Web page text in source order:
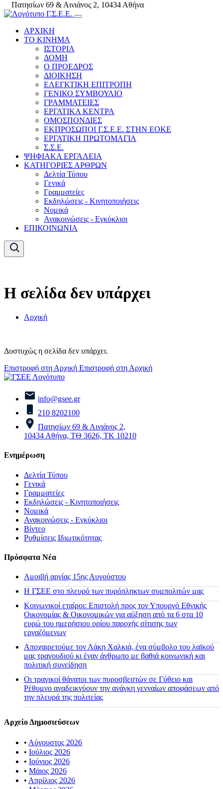
Πατησίων 69 & Αινιάνος 2, 10434 Αθήνα
ΑΡΧΙΚΗ
ΤΟ ΚΙΝΗΜΑ
ΙΣΤΟΡΙΑ
ΔΟΜΗ
Ο ΠΡΟΕΔΡΟΣ
ΔΙΟΙΚΗΣΗ
ΕΛΕΓΚΤΙΚΗ ΕΠΙΤΡΟΠΗ
ΓΕΝΙΚΟ ΣΥΜΒΟΥΛΙΟ
ΓΡΑΜΜΑΤΕΙΕΣ
ΕΡΓΑΤΙΚΑ ΚΕΝΤΡΑ
ΟΜΟΣΠΟΝΔΙΕΣ
ΕΚΠΡΟΣΩΠΟΙ Γ.Σ.Ε.Ε. ΣΤΗΝ ΕΟΚΕ
ΕΡΓΑΤΙΚΗ ΠΡΩΤΟΜΑΓΙΑ
Σ.Σ.Ε.
ΨΗΦΙΑΚΑ ΕΡΓΑΛΕΙΑ
ΚΑΤΗΓΟΡΙΕΣ ΑΡΘΡΩΝ
Δελτία Τύπου
Γενικά
Γραμματείες
Εκδηλώσεις - Κινητοποιήσεις
Νομικά
Ανακοινώσεις - Εγκύκλιοι
ΕΠΙΚΟΙΝΩΝΙΑ
Η σελίδα δεν υπάρχει
Αρχική
Δυστυχώς η σελίδα δεν υπάρχει.
Επιστροφή στη Αρχική Επιστροφή στη Αρχική
info@gsee.gr
210 8202100
Πατησίων 69 & Αινιάνος 2,
10434 Αθήνα, ΤΘ 3626, ΤΚ 10210
Ενημέρωση
Δελτία Τύπου
Γενικά
Γραμματείες
Εκδηλώσεις - Κινητοποιήσεις
Νομικά
Ανακοινώσεις - Εγκύκλιοι
Βίντεο
Ρυθμίσεις Ιδιωτικότητας
Πρόσφατα Νέα
Αμοιβή αργίας 15ης Αυγούστου
H ΓΣΕΕ στο πλευρό των πυρόπληκτων συμπολιτών μας
Κοινωνικοί εταίροι: Επιστολή προς τον Υπουργό Εθνικής
Οικονομίας & Οικονομικών για αύξηση από τα 6 στα 10
ευρώ του ημερήσιου ορίου παροχής σίτισης των
εργαζόμενων
Αποχαιρετούμε τον Λάκη Χαλκιά, ένα σύμβολο του λαϊκού
μας τραγουδιού κι έναν άνθρωπο με βαθιά κοινωνική και
πολιτική συνείδηση
Οι τραγικοί θάνατοι των πυροσβεστών σε Γύθειο και
Ρέθυμνο αναδεικνύουν την ανάγκη γενναίων αποφάσεων από
την πλευρά της πολιτείας
Αρχείο Δημοσιεύσεων
• Αύγουστος 2026
• Ιούλιος 2026
• Ιούνιος 2026
• Μάιος 2026
• Απρίλιος 2026